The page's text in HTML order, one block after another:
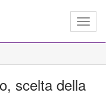
scelta della